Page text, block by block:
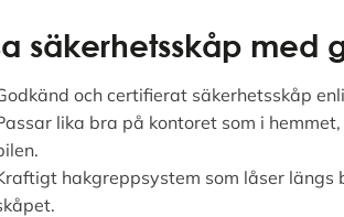
säkerhetsskåp med
och certifierat säkerhetsskåp
lika bra på kontoret som i
hakgreppsystem som låser längs